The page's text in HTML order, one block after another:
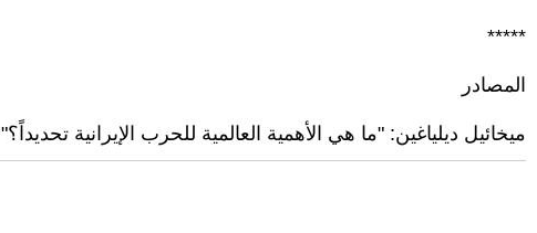
*****
المصادر
ميخائيل ديلياغين: "ما هي الأهمية العالمية للحرب الإيرانية تحديداً؟"